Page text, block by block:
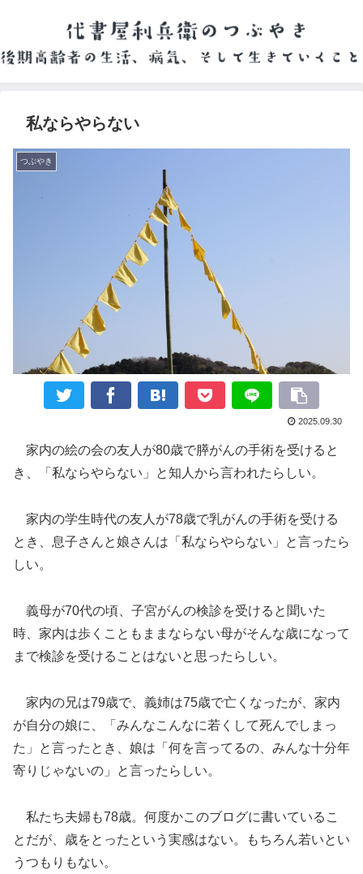
私ならやらない
つぶやき
2025.09.30
家内の絵の会の友人が80歳で膵がんの手術を受けると
き、「私ならやらない」と知人から言われたらしい。
家内の学生時代の友人が78歳で乳がんの手術を受ける
とき、息子さんと娘さんは「私ならやらない」と言ったら
しい。
義母が70代の頃、子宮がんの検診を受けると聞いた
時、家内は歩くこともままならない母がそんな歳になって
まで検診を受けることはないと思ったらしい。
家内の兄は79歳で、義姉は75歳で亡くなったが、家内
が自分の娘に、「みんなこんなに若くして死んでしまっ
た」と言ったとき、娘は「何を言ってるの、みんな十分年
寄りじゃないの」と言ったらしい。
私たち夫婦も78歳。何度かこのブログに書いているこ
とだが、歳をとったという実感はない。もちろん若いとい
うつもりもない。